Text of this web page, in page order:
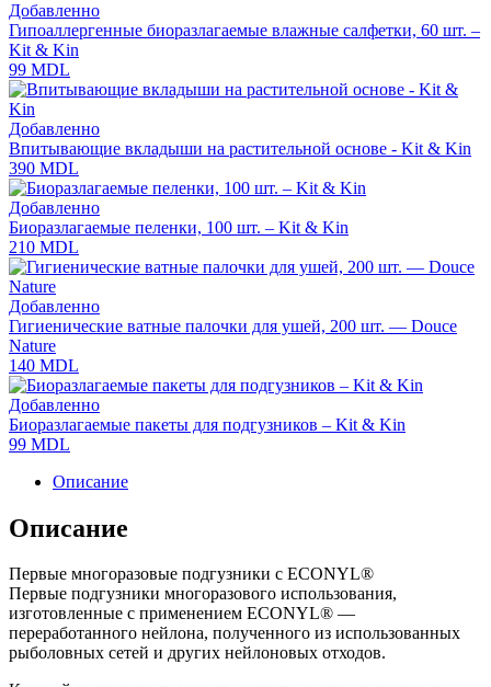
Добавленно
Гипоаллергенные биоразлагаемые влажные салфетки, 60 шт. –
Kit & Kin
99 MDL
Добавленно
Впитывающие вкладыши на растительной основе - Kit & Kin
390 MDL
Добавленно
Биоразлагаемые пеленки, 100 шт. – Kit & Kin
210 MDL
Добавленно
Гигиенические ватные палочки для ушей, 200 шт. — Douce
Nature
140 MDL
Добавленно
Биоразлагаемые пакеты для подгузников – Kit & Kin
99 MDL
Описание
Описание
Первые многоразовые подгузники с ECONYL®
Первые подгузники многоразового использования,
изготовленные с применением ECONYL® —
переработанного нейлона, полученного из использованных
рыболовных сетей и других нейлоновых отходов.